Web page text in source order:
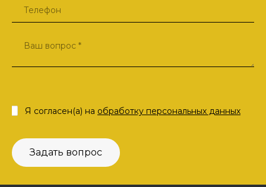
Задать вопрос
Я согласен(а) на обработку персональных данных